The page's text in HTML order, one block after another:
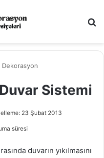
Dekorasyon
Sistemi
23 Şubat 2013
süresi
duvarın yıkılmasını